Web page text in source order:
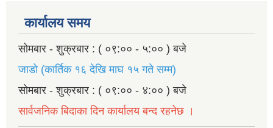
कार्यालय समय
सोमबार - शुक्रबार : ( ०९:०० - ५:०० ) बजे
जाडो (कार्तिक १६ देखि माघ १५ गते सम्म)
सोमबार - शुक्रबार : ( ०९:०० - ४:०० ) बजे
सार्वजनिक बिदाका दिन कार्यालय बन्द रहनेछ ।